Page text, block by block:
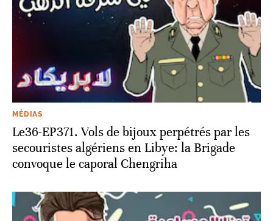
MÉDIAS
Le36-EP371. Vols de bijoux perpétrés par les
secouristes algériens en Libye: la Brigade
convoque le caporal Chengriha